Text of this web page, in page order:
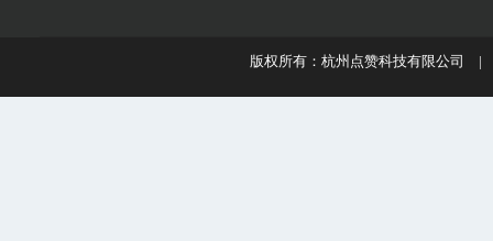
版权所有：杭州点赞科技有限公司